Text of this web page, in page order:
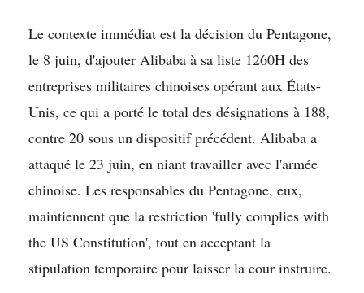
Le contexte immédiat est la décision du Pentagone,
le 8 juin, d'ajouter Alibaba à sa liste 1260H des
entreprises militaires chinoises opérant aux États-
Unis, ce qui a porté le total des désignations à 188,
contre 20 sous un dispositif précédent. Alibaba a
attaqué le 23 juin, en niant travailler avec l'armée
chinoise. Les responsables du Pentagone, eux,
maintiennent que la restriction 'fully complies with
the US Constitution', tout en acceptant la
stipulation temporaire pour laisser la cour instruire.